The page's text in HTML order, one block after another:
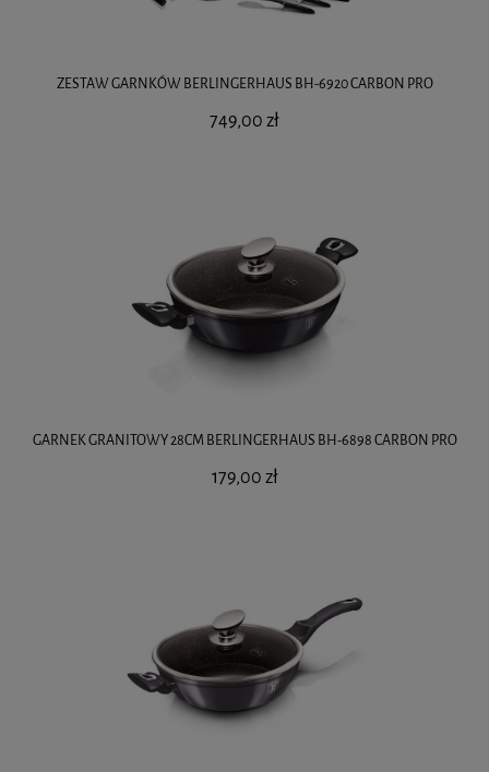
ZESTAW GARNKÓW BERLINGERHAUS BH-6920 CARBON PRO
749,00 zł
GARNEK GRANITOWY 28CM BERLINGERHAUS BH-6898 CARBON PRO
179,00 zł